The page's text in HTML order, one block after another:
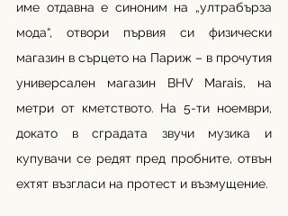
име отдавна e синоним на „ултрабърза
мода“, отвори първия си физически
магазин в сърцето на Париж – в прочутия
универсален магазин BHV Marais, на
метри от кметството. На 5-ти ноември,
докато в сградата звучи музика и
купувачи се редят пред пробните, отвън
ехтят възгласи на протест и възмущение.